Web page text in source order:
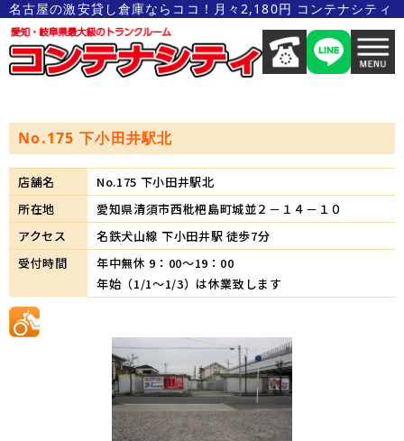
名古屋の激安貸し倉庫ならココ！月々2,180円 コンテナシティ
No.175 下小田井駅北
店舗名
No.175 下小田井駅北
所在地
愛知県清須市西枇杷島町城並２－１４－１０
アクセス
名鉄犬山線 下小田井駅 徒歩7分
受付時間
年中無休 9：00～19：00
年始（1/1～1/3）は休業致します